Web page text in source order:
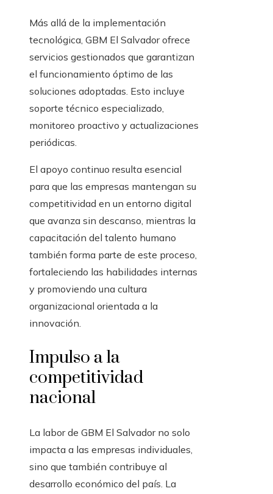
Más allá de la implementación
tecnológica, GBM El Salvador ofrece
servicios gestionados que garantizan
el funcionamiento óptimo de las
soluciones adoptadas. Esto incluye
soporte técnico especializado,
monitoreo proactivo y actualizaciones
periódicas.
El apoyo continuo resulta esencial
para que las empresas mantengan su
competitividad en un entorno digital
que avanza sin descanso, mientras la
capacitación del talento humano
también forma parte de este proceso,
fortaleciendo las habilidades internas
y promoviendo una cultura
organizacional orientada a la
innovación.
Impulso a la
competitividad
nacional
La labor de GBM El Salvador no solo
impacta a las empresas individuales,
sino que también contribuye al
desarrollo económico del país. La